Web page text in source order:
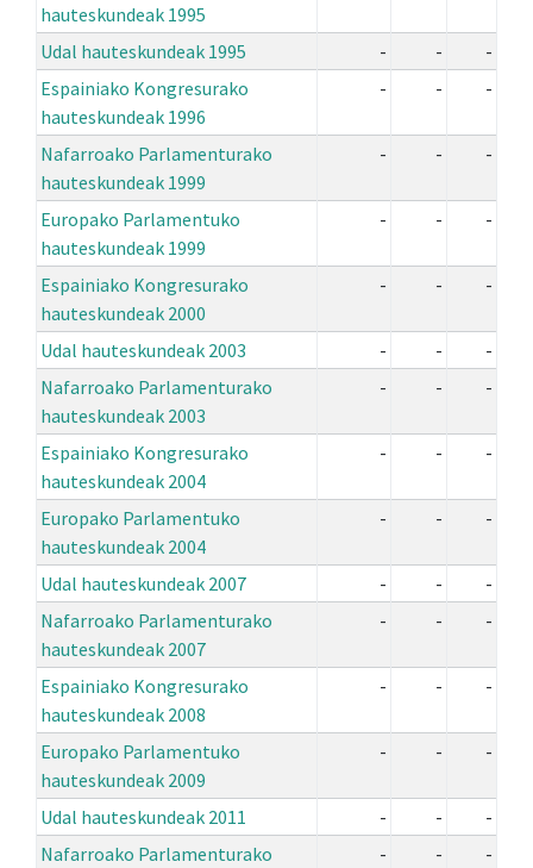
hauteskundeak 1995
Udal hauteskundeak 1995
- -
-
Espainiako Kongresurako
hauteskundeak 1996
- - -
Nafarroako Parlamenturako
hauteskundeak 1999
- - -
Europako Parlamentuko
hauteskundeak 1999
- - -
Espainiako Kongresurako
hauteskundeak 2000
- - -
Udal hauteskundeak 2003 - -
-
Nafarroako Parlamenturako
hauteskundeak 2003
- - -
Espainiako Kongresurako
hauteskundeak 2004
- - -
Europako Parlamentuko
hauteskundeak 2004
- - -
Udal hauteskundeak 2007 - -
-
Nafarroako Parlamenturako
hauteskundeak 2007
- - -
Espainiako Kongresurako
hauteskundeak 2008
- - -
Europako Parlamentuko
hauteskundeak 2009
- - -
Udal hauteskundeak 2011 - -
-
Nafarroako Parlamenturako
- - -